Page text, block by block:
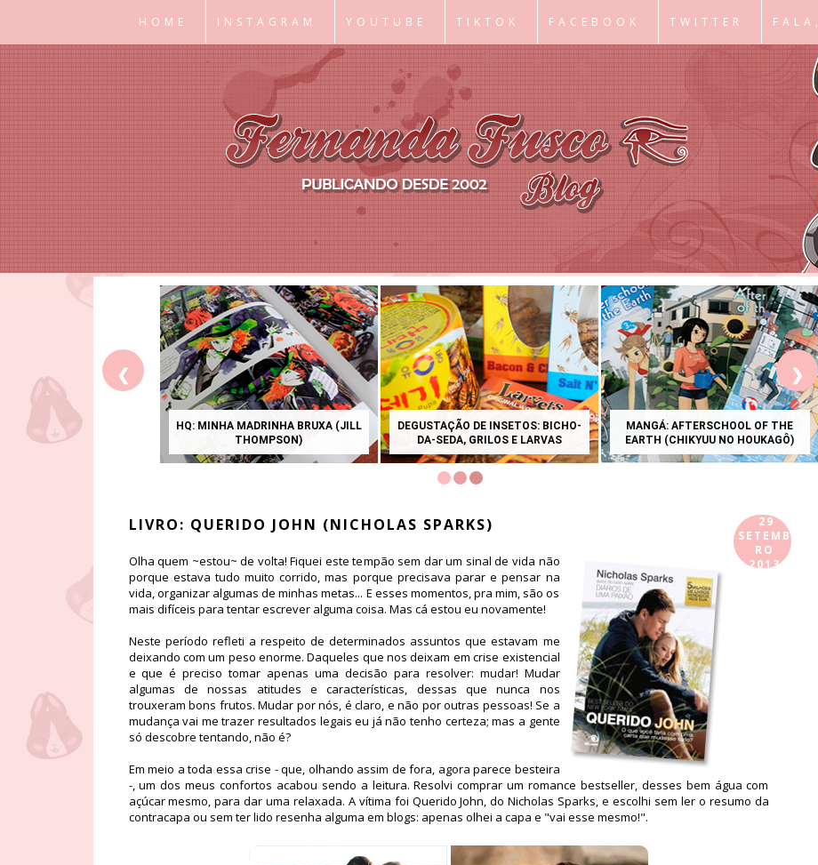
HOME INSTAGRAM YOUTUBE TIKTOK FACEBOOK TWITTER
HQ: MINHA MADRINHA BRUXA (JILL
THOMPSON)
DEGUSTAÇÃO DE INSETOS: BICHO-
DA-SEDA, GRILOS E LARVAS
MANGÁ: AFTERSCHOOL OF THE
EARTH (CHIKYUU NO HOUKAGÔ)
❮ ❯
29
SETEMB
RO
2013
LIVRO: QUERIDO JOHN (NICHOLAS SPARKS)
Olha quem ~estou~ de volta! Fiquei este tempão sem dar um sinal de vida não
porque estava tudo muito corrido, mas porque precisava parar e pensar na
vida, organizar algumas de minhas metas... E esses momentos, pra mim, são os
mais difíceis para tentar escrever alguma coisa. Mas cá estou eu novamente!
Neste período refleti a respeito de determinados assuntos que estavam me
deixando com um peso enorme. Daqueles que nos deixam em crise existencial
e que é preciso tomar apenas uma decisão para resolver: mudar! Mudar
algumas de nossas atitudes e características, dessas que nunca nos
trouxeram bons frutos. Mudar por nós, é claro, e não por outras pessoas! Se a
mudança vai me trazer resultados legais eu já não tenho certeza; mas a gente
só descobre tentando, não é?
Em meio a toda essa crise - que, olhando assim de fora, agora parece besteira
-, um dos meus confortos acabou sendo a leitura. Resolvi comprar um romance bestseller, desses bem água com
açúcar mesmo, para dar uma relaxada. A vítima foi Querido John, do Nicholas Sparks, e escolhi sem ler o resumo da
contracapa ou sem ter lido resenha alguma em blogs: apenas olhei a capa e "vai esse mesmo!".